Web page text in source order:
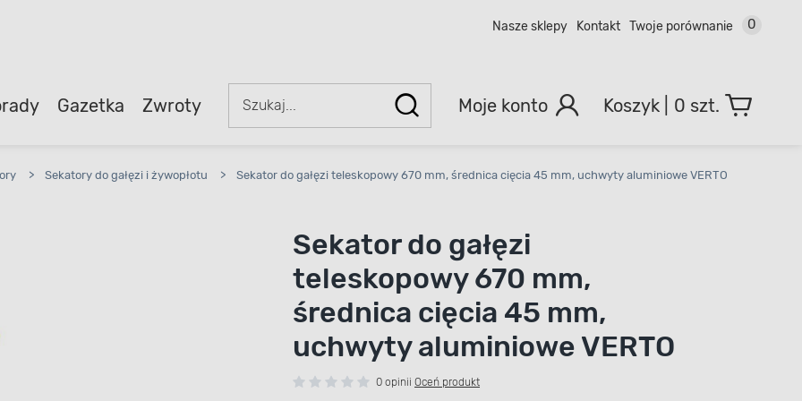
Nasze sklepy Kontakt Twoje porównanie 0
Gazetka Zwroty Moje konto 0 szt.
> Sekatory do gałęzi i żywopłotu > Sekator do gałęzi teleskopowy 670 mm, średnica cięcia 45 mm, uchwyty aluminiowe VERTO
Sekator do gałęzi
teleskopowy 670 mm,
średnica cięcia 45 mm,
uchwyty aluminiowe VERTO
0 opinii Oceń produkt